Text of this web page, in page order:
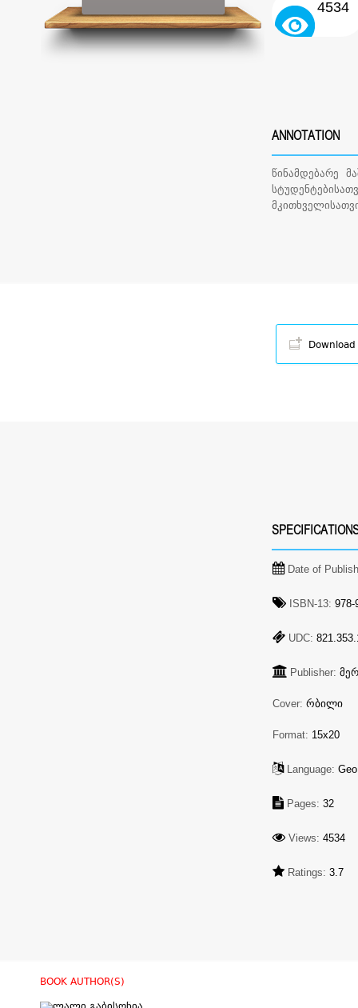
4534
ANNOTATION
წინამდებარე
Download
Date of
ISBN-13: 978-
UDC:
Publisher:
Cover: რბილი
Format: 15x20
Language: Geo
Pages: 32
Views: 4534
Ratings: 3.7
BOOK AUTHOR(S)